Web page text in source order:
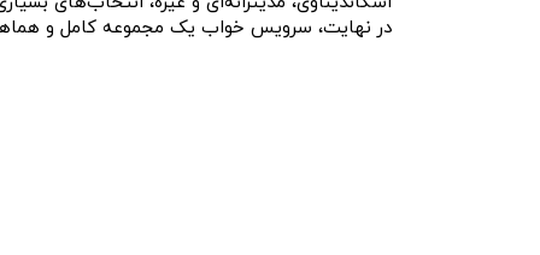
در نهایت، سرویس خواب یک مجموعه کامل و